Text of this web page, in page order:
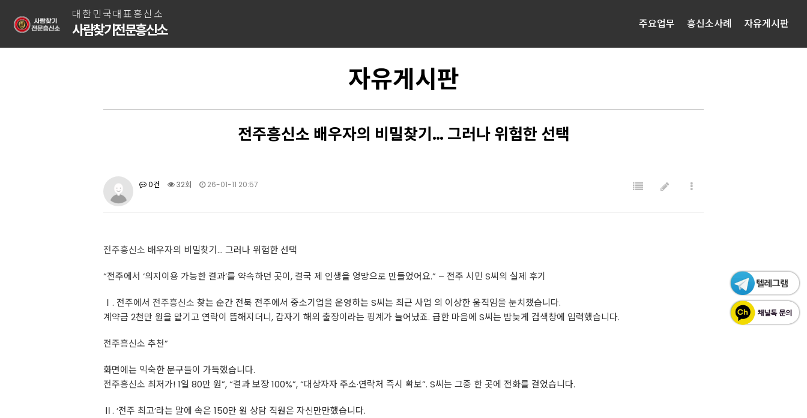
대한민국대표흥신소
사람찾기전문흥신소 주요업무 흥신소사례 자유게시판
자유게시판
전주흥신소 배우자의 비밀찾기… 그러나 위험한 선택
0건 32회 26-01-11 20:57
전주흥신소 배우자의 비밀찾기… 그러나 위험한 선택
“전주에서 ‘의지이용 가능한 결과’를 약속하던 곳이, 결국 제 인생을 엉망으로 만들었어요.” – 전주 시민 S씨의 실제 후기
Ⅰ. 전주에서 전주흥신소 찾는 순간 전북 전주에서 중소기업을 운영하는 S씨는 최근 사업 의 이상한 움직임을 눈치챘습니다.
계약금 2천만 원을 맡기고 연락이 뜸해지더니, 갑자기 해외 출장이라는 핑계가 늘어났죠. 급한 마음에 S씨는 밤늦게 검색창에 입력했습니다.
전주흥신소 추천”
화면에는 익숙한 문구들이 가득했습니다.
전주흥신소 최저가! 1일 80만 원”, “결과 보장 100%”, “대상자자 주소·연락처 즉시 확보”. S씨는 그중 한 곳에 전화를 걸었습니다.
Ⅱ. ‘전주 최고’라는 말에 속은 150만 원 상담 직원은 자신만만했습니다.